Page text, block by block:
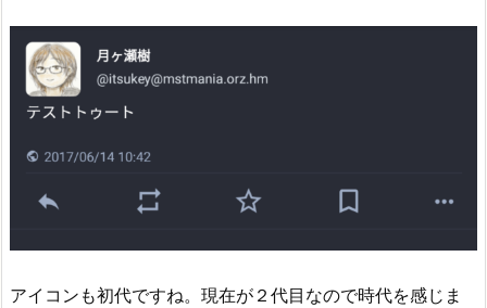
アイコンも初代ですね。現在が２代目なので時代を感じま